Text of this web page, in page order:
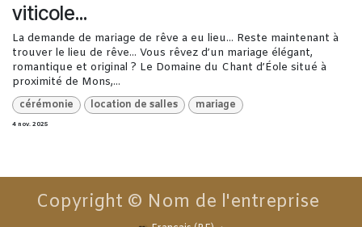
viticole...
La demande de mariage de rêve a eu lieu... Reste maintenant à
trouver le lieu de rêve... Vous rêvez d’un mariage élégant,
romantique et original ? Le Domaine du Chant d’Éole situé à
proximité de Mons,...
cérémonie location de salles mariage
4 nov. 2025
Copyright © Nom de l'entreprise